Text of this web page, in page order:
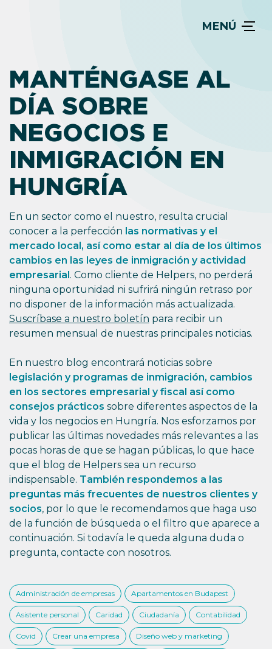
MENÚ
MANTÉNGASE AL
DÍA SOBRE
NEGOCIOS E
INMIGRACIÓN EN
HUNGRÍA
En un sector como el nuestro, resulta crucial
conocer a la perfección las normativas y el
mercado local, así como estar al día de los últimos
cambios en las leyes de inmigración y actividad
empresarial. Como cliente de Helpers, no perderá
ninguna oportunidad ni sufrirá ningún retraso por
no disponer de la información más actualizada.
Suscríbase a nuestro boletín para recibir un
resumen mensual de nuestras principales noticias.
En nuestro blog encontrará noticias sobre
legislación y programas de inmigración, cambios
en los sectores empresarial y fiscal así como
consejos prácticos sobre diferentes aspectos de la
vida y los negocios en Hungría. Nos esforzamos por
publicar las últimas novedades más relevantes a las
pocas horas de que se hagan públicas, lo que hace
que el blog de Helpers sea un recurso
indispensable. También respondemos a las
preguntas más frecuentes de nuestros clientes y
socios, por lo que le recomendamos que haga uso
de la función de búsqueda o el filtro que aparece a
continuación. Si todavía le queda alguna duda o
pregunta, contacte con nosotros.
Administración de empresas Apartamentos en Budapest
Asistente personal Caridad Ciudadanía Contabilidad
Covid Crear una empresa Diseño web y marketing